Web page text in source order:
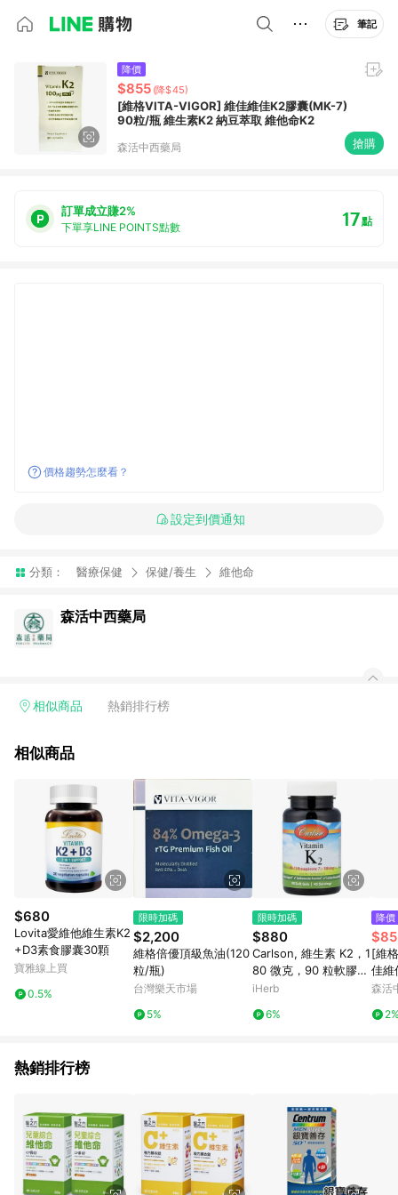
筆記
降價
$855 (降$45)
[維格VITA-VIGOR] 維佳維佳K2膠囊(MK-7)
90粒/瓶 維生素K2 納豆萃取 維他命K2
森活中西藥局 搶購
訂單成立賺2%
下單享LINE POINTS點數 17點
價格趨勢怎麼看？
設定到價通知
分類： 醫療保健 保健/養生 維他命
森活中西藥局
相似商品 熱銷排行榜
相似商品
$680
Lovita愛維他維生素K2
+D3素食膠囊30顆
寶雅線上買
0.5%
限時加碼
$2,200
維格倍優頂級魚油(120
粒/瓶)
台灣樂天市場
5%
限時加碼
$880
Carlson, 維生素 K2，1
80 微克，90 粒軟膠囊
（每粒軟膠囊 90 微
iHerb
6%
降價
[維
佳維
90
森活
熱銷排行榜